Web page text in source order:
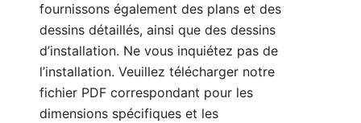
fournissons également des plans et des
dessins détaillés, ainsi que des dessins
d’installation. Ne vous inquiétez pas de
l’installation. Veuillez télécharger notre
fichier PDF correspondant pour les
dimensions spécifiques et les